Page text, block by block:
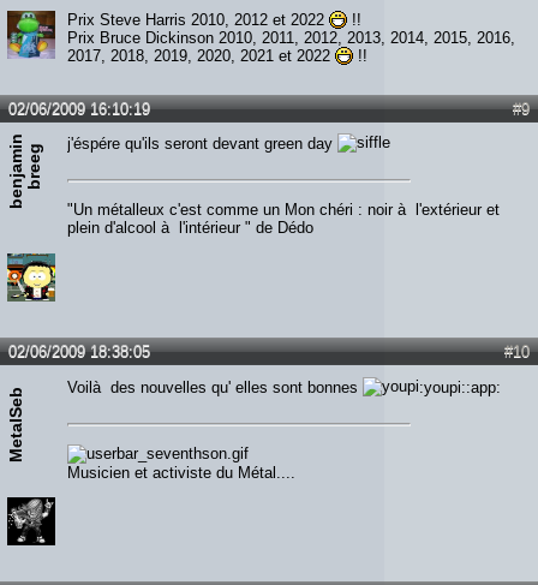
Prix Steve Harris 2010, 2012 et 2022
!!
Prix Bruce Dickinson 2010, 2011, 2012, 2013, 2014, 2015, 2016,
2017, 2018, 2019, 2020, 2021 et 2022
!!
#9
02/06/2009 16:10:19
b
e
n
j
a
mi
n
b
r
e
eg j'éspére qu'ils seront devant green day
"Un métalleux c'est comme un Mon chéri : noir à l'extérieur et
plein d'alcool à l'intérieur " de Dédo
#10
02/06/2009 18:38:05
MetalSeb Voilà des nouvelles qu' elles sont bonnes :youpi::app:
Musicien et activiste du Métal....